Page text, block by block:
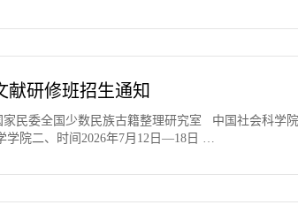
献研修班招生通知
民委全国少数民族古籍整理研究室 中国社会科学
院二、时间2026年7月12日—18日 …